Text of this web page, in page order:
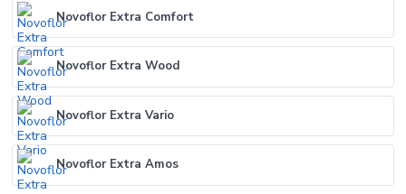
Novoflor Extra Comfort
Novoflor Extra Wood
Novoflor Extra Vario
Novoflor Extra Amos